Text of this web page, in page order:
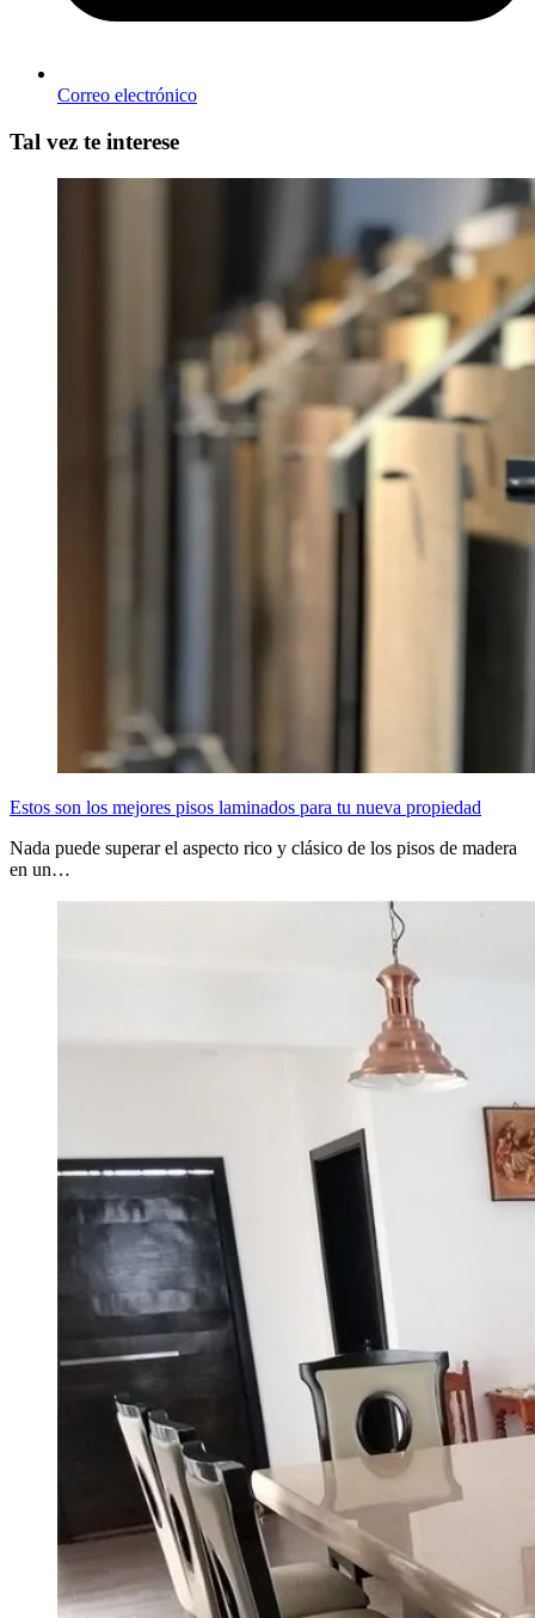
Correo electrónico
Tal vez te interese
Estos son los mejores pisos laminados para tu nueva propiedad
Nada puede superar el aspecto rico y clásico de los pisos de madera
en un…